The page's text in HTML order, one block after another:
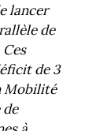
lancer
de
de 3
Mobilité